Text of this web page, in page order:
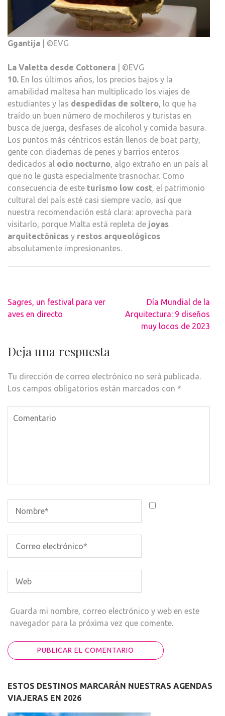
Ggantija | ©EVG
La Valetta desde Cottonera | ©EVG
10. En los últimos años, los precios bajos y la
amabilidad maltesa han multiplicado los viajes de
estudiantes y las despedidas de soltero, lo que ha
traído un buen número de mochileros y turistas en
busca de juerga, desfases de alcohol y comida basura.
Los puntos más céntricos están llenos de boat party,
gente con diademas de penes y barrios enteros
dedicados al ocio nocturno, algo extraño en un país al
que no le gusta especialmente trasnochar. Como
consecuencia de este turismo low cost, el patrimonio
cultural del país esté casi siempre vacío, así que
nuestra recomendación está clara: aprovecha para
visitarlo, porque Malta está repleta de joyas
arquitectónicas y restos arqueológicos
absolutamente impresionantes.
Navegación
de
Sagres, un festival para ver
aves en directo
Día Mundial de la
Arquitectura: 9 diseños
muy locos de 2023
Deja una respuesta
Tu dirección de correo electrónico no será publicada.
Los campos obligatorios están marcados con *
Guarda mi nombre, correo electrónico y web en este
navegador para la próxima vez que comente.
ESTOS DESTINOS MARCARÁN NUESTRAS AGENDAS
VIAJERAS EN 2026